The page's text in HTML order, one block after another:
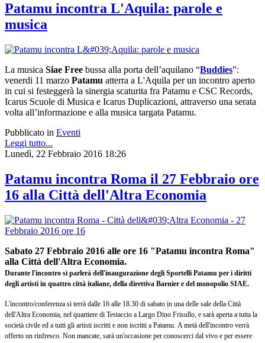
Patamu incontra L'Aquila: parole e
musica
La musica Siae Free bussa alla porta dell’aquilano “Buddies”:
venerdi 11 marzo Patamu atterra a L'Aquila per un incontro aperto
in cui si festeggerà la sinergia scaturita fra Patamu e CSC Records,
Icarus Scuole di Musica e Icarus Duplicazioni, attraverso una serata
volta all’informazione e alla musica targata Patamu.
Pubblicato in Eventi
Leggi tutto...
Lunedì, 22 Febbraio 2016 18:26
Patamu incontra Roma il 27 Febbraio ore
16 alla Città dell'Altra Economia
Sabato 27 Febbraio 2016 alle ore 16 "Patamu incontra Roma"
alla Città dell'Altra Economia.
Durante l'incontro si parlerà dell'inaugurazione degli Sportelli Patamu per i diritti
degli artisti in quattro città italiane, della direttiva Barnier e del monopolio SIAE.
L'incontro/conferenza si terrà dalle 16 alle 18.30 di sabato in una delle sale della Città
dell'Altra Economia, nel quartiere di Testaccio a Largo Dino Frisullo, e sarà aperta a tutta la
società civile ed a tutti gli artisti iscritti e non iscritti a Patamu. A metà dell'incontro verrà
offerto un rinfresco. Non mancate, sarà un'occasione per conoscerci dal vivo e per essere